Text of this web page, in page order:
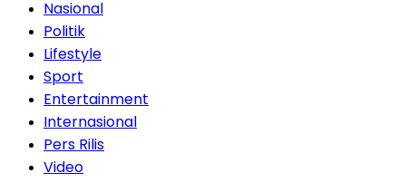
Nasional
Politik
Lifestyle
Sport
Entertainment
Internasional
Pers Rilis
Video